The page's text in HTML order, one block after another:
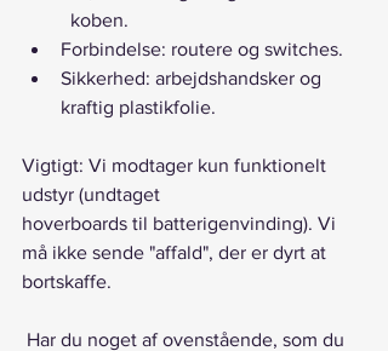
	koben.
Forbindelse: routere og switches.
Sikkerhed: arbejdshandsker og
kraftig plastikfolie.
Vigtigt: Vi modtager kun funktionelt
udstyr (undtaget
hoverboards til batterigenvinding). Vi
må ikke sende "affald", der er dyrt at
bortskaffe.
Har du noget af ovenstående, som du